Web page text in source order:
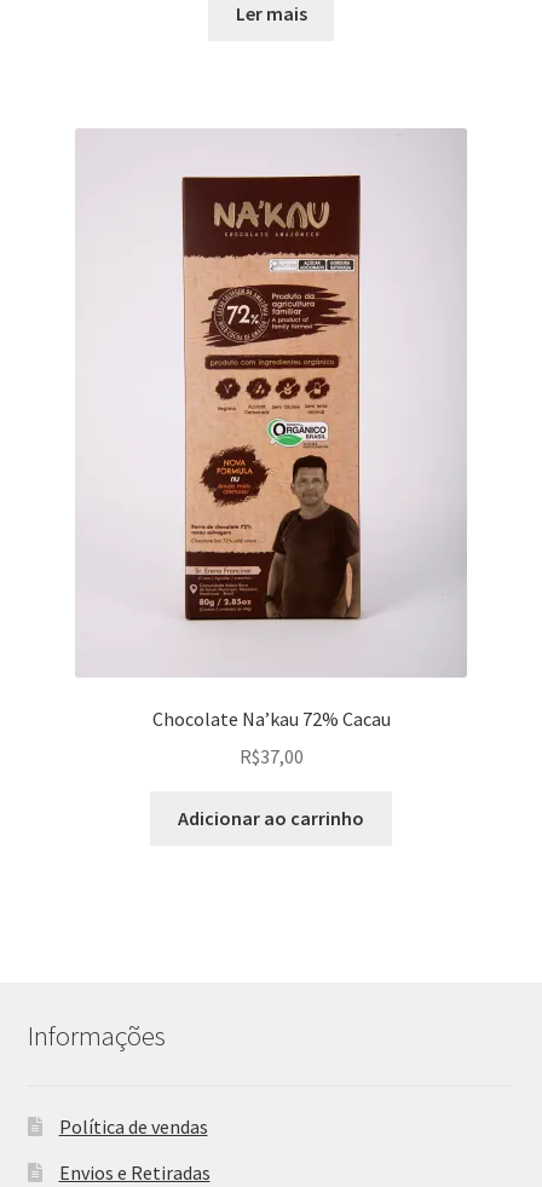
Ler mais
Chocolate Na’kau 72% Cacau
R$37,00
Adicionar ao carrinho
Informações
Política de vendas
Envios e Retiradas